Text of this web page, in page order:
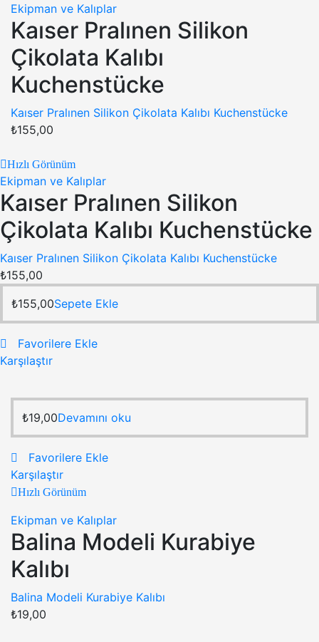
Ekipman ve Kalıplar
Kaıser Pralınen Silikon
Çikolata Kalıbı
Kuchenstücke
Kaıser Pralınen Silikon Çikolata Kalıbı Kuchenstücke
₺155,00
Hızlı Görünüm
Ekipman ve Kalıplar
Kaıser Pralınen Silikon
Çikolata Kalıbı Kuchenstücke
Kaıser Pralınen Silikon Çikolata Kalıbı Kuchenstücke
₺155,00
₺155,00Sepete Ekle
Favorilere Ekle
Karşılaştır
₺19,00Devamını oku
Favorilere Ekle
Karşılaştır
Hızlı Görünüm
Ekipman ve Kalıplar
Balina Modeli Kurabiye
Kalıbı
Balina Modeli Kurabiye Kalıbı
₺19,00